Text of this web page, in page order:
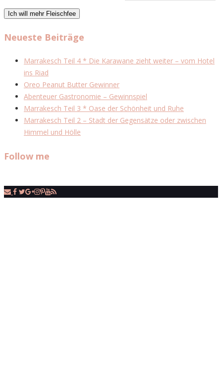
Neueste Beiträge
Marrakesch Teil 4 * Die Karawane zieht weiter – vom Hotel
ins Riad
Oreo Peanut Butter Gewinner
Abenteuer Gastronomie – Gewinnspiel
Marrakesch Teil 3 * Oase der Schönheit und Ruhe
Marrakesch Teil 2 – Stadt der Gegensätze oder zwischen
Himmel und Hölle
Follow me